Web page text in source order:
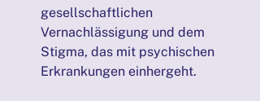
gesellschaftlichen
Vernachlässigung und dem
Stigma, das mit psychischen
Erkrankungen einhergeht.